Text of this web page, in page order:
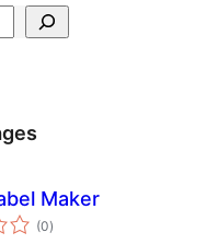
Maker
(0total
ratings
)